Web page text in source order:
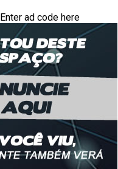
Enter ad code here